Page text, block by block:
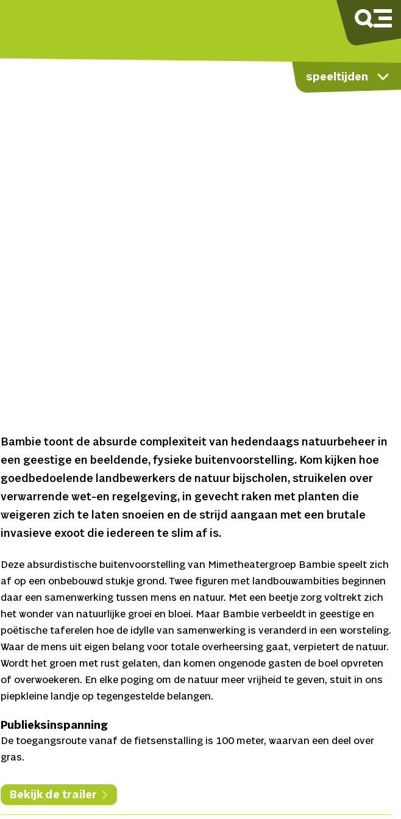
speeltijden
Bambie toont de absurde complexiteit van hedendaags natuurbeheer in
een geestige en beeldende, fysieke buitenvoorstelling. Kom kijken hoe
goedbedoelende landbewerkers de natuur bijscholen, struikelen over
verwarrende wet-en regelgeving, in gevecht raken met planten die
weigeren zich te laten snoeien en de strijd aangaan met een brutale
invasieve exoot die iedereen te slim af is.
Deze absurdistische buitenvoorstelling van Mimetheatergroep Bambie speelt zich
af op een onbebouwd stukje grond. Twee figuren met landbouwambities beginnen
daar een samenwerking tussen mens en natuur. Met een beetje zorg voltrekt zich
het wonder van natuurlijke groei en bloei. Maar Bambie verbeeldt in geestige en
poëtische taferelen hoe de idylle van samenwerking is veranderd in een worsteling.
Waar de mens uit eigen belang voor totale overheersing gaat, verpietert de natuur.
Wordt het groen met rust gelaten, dan komen ongenode gasten de boel opvreten
of overwoekeren. En elke poging om de natuur meer vrijheid te geven, stuit in ons
piepkleine landje op tegengestelde belangen.
Publieksinspanning
De toegangsroute vanaf de fietsenstalling is 100 meter, waarvan een deel over
gras.
Bekijk de trailer